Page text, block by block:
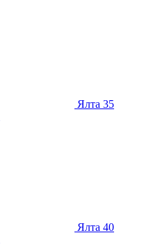
Ялта 35
Ялта 40